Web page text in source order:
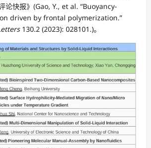
论快报》(Gao, Y., et al. “Buoyancy-
driven by frontal polymerization.”
130.2 (2023): 028101.)。